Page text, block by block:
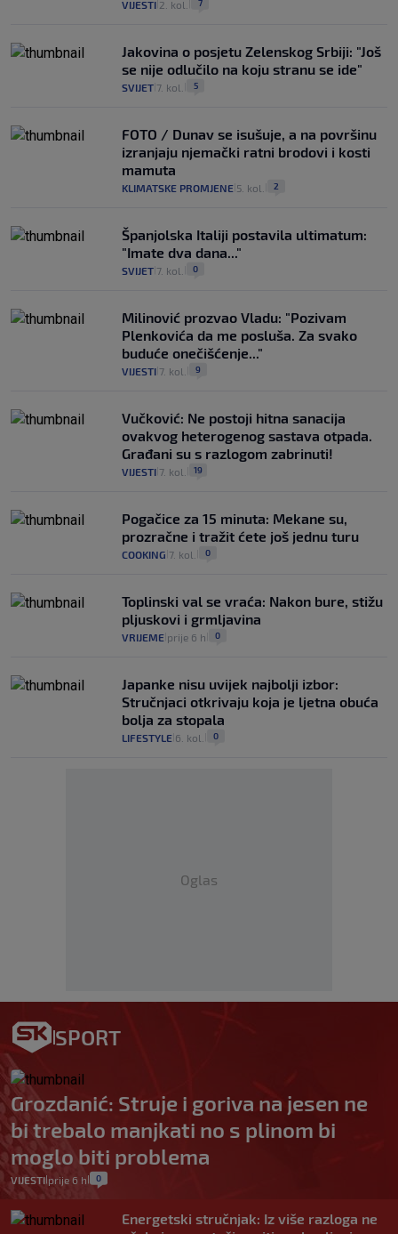
VIJESTI 2. kol. 7
Jakovina o posjetu Zelenskog Srbiji: "Još
se nije odlučilo na koju stranu se ide"
SVIJET 7. kol. 5
FOTO / Dunav se isušuje, a na površinu
izranjaju njemački ratni brodovi i kosti
mamuta
KLIMATSKE PROMJENE 5. kol. 2
Španjolska Italiji postavila ultimatum:
"Imate dva dana..."
SVIJET 7. kol. 0
Milinović prozvao Vladu: "Pozivam
Plenkovića da me posluša. Za svako
buduće onečišćenje..."
VIJESTI 7. kol. 9
Vučković: Ne postoji hitna sanacija
ovakvog heterogenog sastava otpada.
Građani su s razlogom zabrinuti!
VIJESTI 7. kol. 19
Pogačice za 15 minuta: Mekane su,
prozračne i tražit ćete još jednu turu
COOKING 7. kol. 0
Toplinski val se vraća: Nakon bure, stižu
pljuskovi i grmljavina
VRIJEME prije 6 h 0
Japanke nisu uvijek najbolji izbor:
Stručnjaci otkrivaju koja je ljetna obuća
bolja za stopala
LIFESTYLE 6. kol. 0
Oglas
SPORT
Grozdanić: Struje i goriva na jesen ne
bi trebalo manjkati no s plinom bi
moglo biti problema
VIJESTI| prije 6 h 0
Energetski stručnjak: Iz više razloga ne